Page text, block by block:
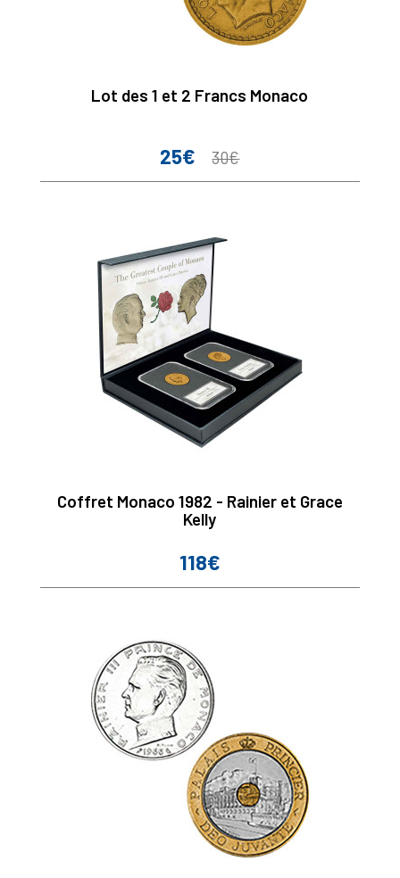
Lot des 1 et 2 Francs Monaco
Prix
25€
Prix
30€
Coffret Monaco 1982 - Rainier et Grace
Kelly
Prix
118€